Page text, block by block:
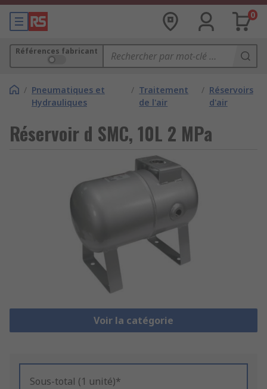
0
Références fabricant
/ Pneumatiques et
Hydrauliques
/ Traitement
de l'air
/ Réservoirs
d'air
Réservoir d SMC, 10L 2 MPa
Voir la catégorie
Sous-total (1 unité)*